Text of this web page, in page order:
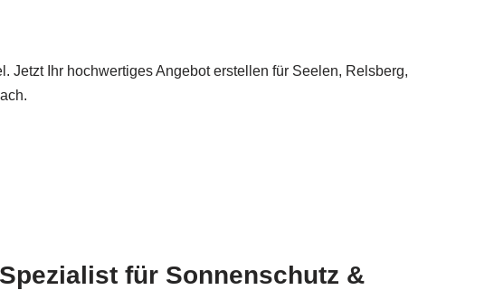
Jetzt Ihr hochwertiges Angebot erstellen für Seelen, Relsberg,
für Sonnenschutz &